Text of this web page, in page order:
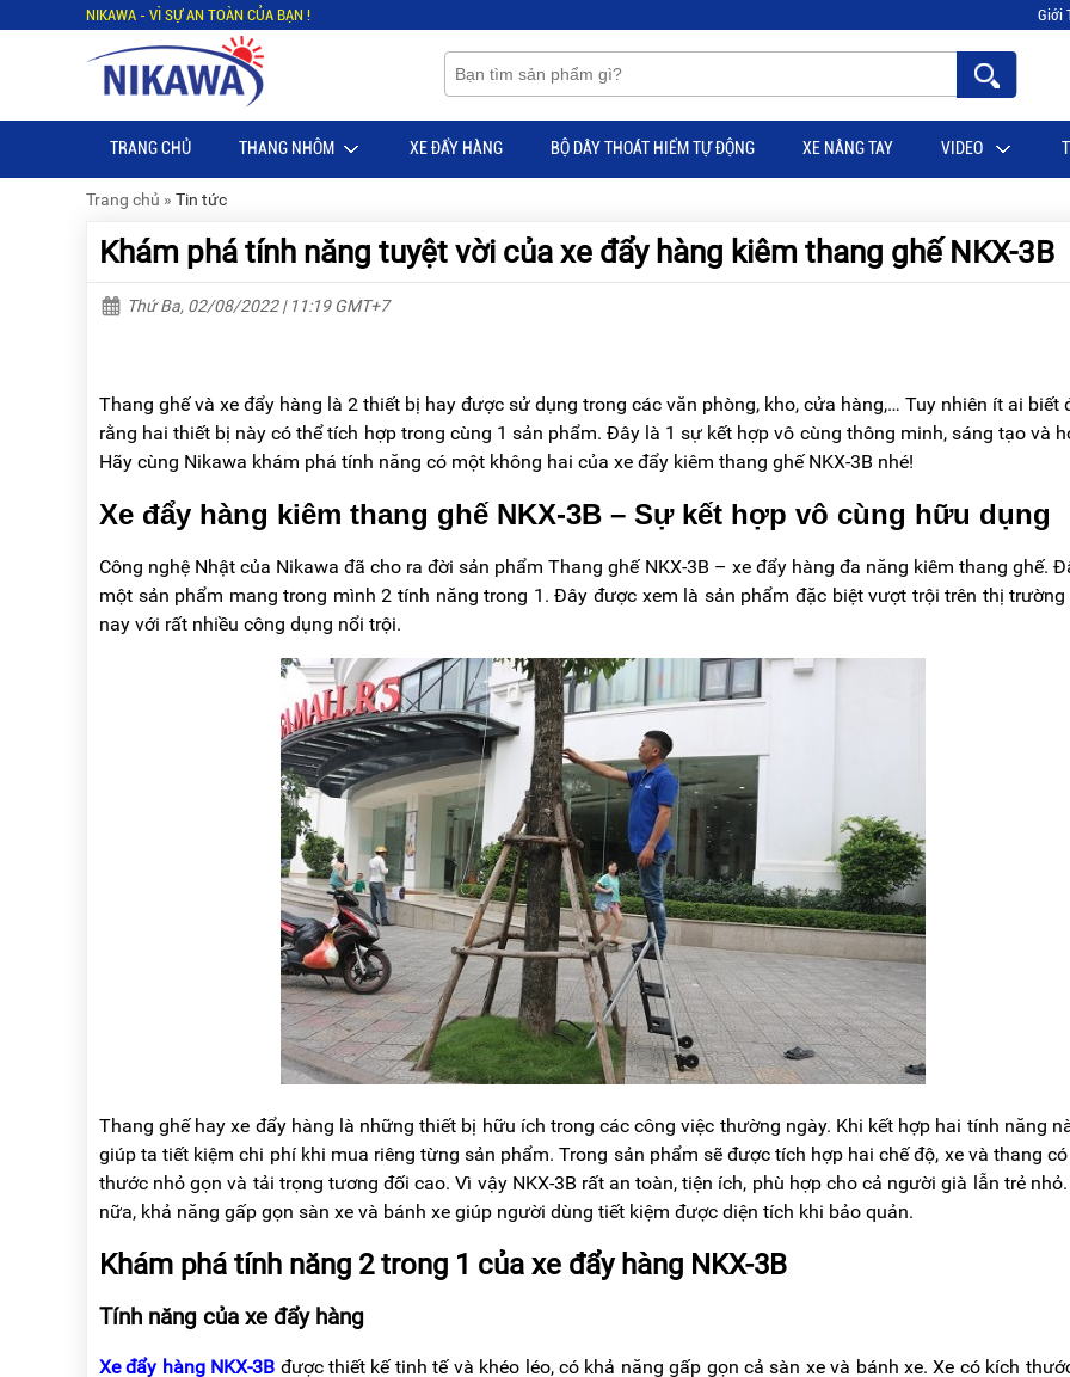
NIKAWA - VÌ SỰ AN TOÀN CỦA BẠN ! Giới
TRANG CHỦ THANG NHÔM XE ĐẨY HÀNG BỘ DÂY THOÁT HIỂM TỰ ĐỘNG XE NÂNG TAY VIDEO
Menu
CHỦ
Menu
CHỦ
Trang chủ » Tin tức
Khám phá tính năng tuyệt vời của xe đẩy hàng kiêm thang ghế NKX-3B
Thứ Ba, 02/08/2022 | 11:19 GMT+7
Thang ghế và xe đẩy hàng là 2 thiết bị hay được sử dụng trong các văn phòng, kho, cửa hàng,… Tuy nhiên ít ai biết
rằng hai thiết bị này có thể tích hợp trong cùng 1 sản phẩm. Đây là 1 sự kết hợp vô cùng thông minh, sáng tạo và
Hãy cùng Nikawa khám phá tính năng có một không hai của xe đẩy kiêm thang ghế NKX-3B nhé!
Xe đẩy hàng kiêm thang ghế NKX-3B – Sự kết hợp vô cùng hữu dụng
Công nghệ Nhật của Nikawa đã cho ra đời sản phẩm Thang ghế NKX-3B – xe đẩy hàng đa năng kiêm thang ghế.
một sản phẩm mang trong mình 2 tính năng trong 1. Đây được xem là sản phẩm đặc biệt vượt trội trên thị trường
nay với rất nhiều công dụng nổi trội.
Thang ghế hay xe đẩy hàng là những thiết bị hữu ích trong các công việc thường ngày. Khi kết hợp hai tính năng
giúp ta tiết kiệm chi phí khi mua riêng từng sản phẩm. Trong sản phẩm sẽ được tích hợp hai chế độ, xe và thang
thước nhỏ gọn và tải trọng tương đối cao. Vì vậy NKX-3B rất an toàn, tiện ích, phù hợp cho cả người già lẫn trẻ nhỏ.
nữa, khả năng gấp gọn sàn xe và bánh xe giúp người dùng tiết kiệm được diện tích khi bảo quản.
Khám phá tính năng 2 trong 1 của xe đẩy hàng NKX-3B
Tính năng của xe đẩy hàng
Xe đẩy hàng NKX-3B được thiết kế tinh tế và khéo léo, có khả năng gấp gọn cả sàn xe và bánh xe. Xe có kích